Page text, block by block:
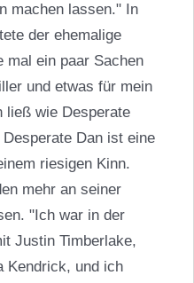
machen lassen." In
der ehemalige
mal ein paar Sachen
und etwas für mein
ließ wie Desperate
Dan ist eine
riesigen Kinn.
mehr an seiner
"Ich war in der
Justin Timberlake,
Kendrick, und ich